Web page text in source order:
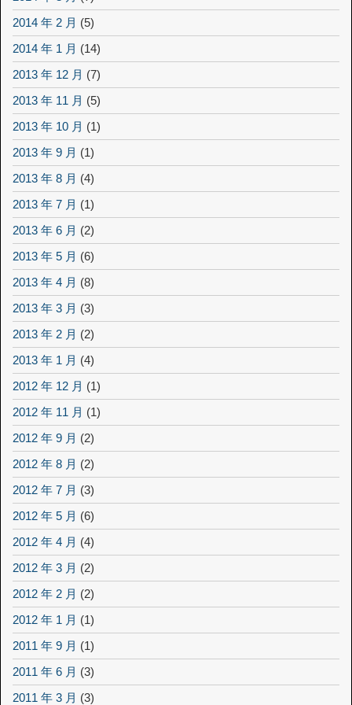
2014 年 2 月 (5)
2014 年 1 月 (14)
2013 年 12 月 (7)
2013 年 11 月 (5)
2013 年 10 月 (1)
2013 年 9 月 (1)
2013 年 8 月 (4)
2013 年 7 月 (1)
2013 年 6 月 (2)
2013 年 5 月 (6)
2013 年 4 月 (8)
2013 年 3 月 (3)
2013 年 2 月 (2)
2013 年 1 月 (4)
2012 年 12 月 (1)
2012 年 11 月 (1)
2012 年 9 月 (2)
2012 年 8 月 (2)
2012 年 7 月 (3)
2012 年 5 月 (6)
2012 年 4 月 (4)
2012 年 3 月 (2)
2012 年 2 月 (2)
2012 年 1 月 (1)
2011 年 9 月 (1)
2011 年 6 月 (3)
2011 年 3 月 (3)